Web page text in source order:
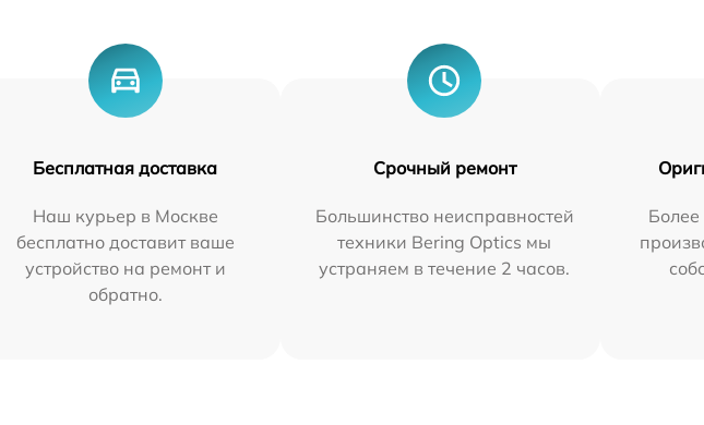
Бесплатная доставка
Наш курьер в Москве
бесплатно доставит ваше
устройство на ремонт и
обратно.
Срочный ремонт
Большинство неисправностей
техники Bering Optics мы
устраняем в течение 2 часов.
Более